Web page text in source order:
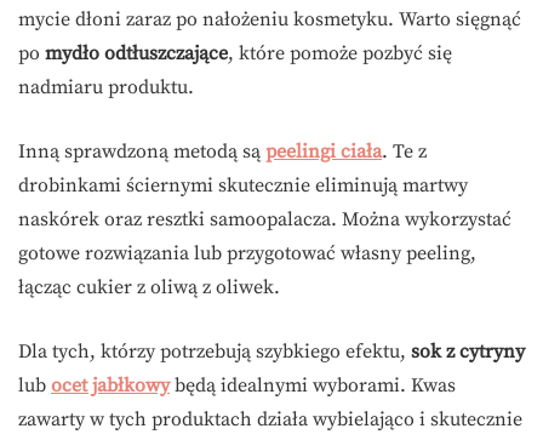
mycie dłoni zaraz po nałożeniu kosmetyku. Warto sięgnąć
po mydło odtłuszczające, które pomoże pozbyć się
nadmiaru produktu.
Inną sprawdzoną metodą są peelingi ciała. Te z
drobinkami ściernymi skutecznie eliminują martwy
naskórek oraz resztki samoopalacza. Można wykorzystać
gotowe rozwiązania lub przygotować własny peeling,
łącząc cukier z oliwą z oliwek.
Dla tych, którzy potrzebują szybkiego efektu, sok z cytryny
lub ocet jabłkowybędą idealnymi wyborami. Kwas
zawarty w tych produktach działa wybielająco i skutecznie